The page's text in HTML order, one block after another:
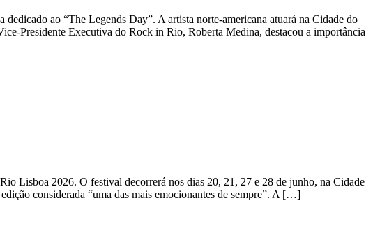
ao “The Legends Day”. A artista norte-americana atuará na Cidade do
Presidente Executiva do Rock in Rio, Roberta Medina, destacou a importância
Lisboa 2026. O festival decorrerá nos dias 20, 21, 27 e 28 de junho, na Cidade
considerada “uma das mais emocionantes de sempre”. A […]